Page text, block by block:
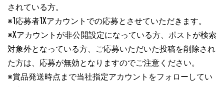
されている方。
※1応募者1Xアカウントでの応募とさせていただきます。
※Xアカウントが非公開設定になっている方、ポストが検索
対象外となっている方、ご応募いただいた投稿を削除され
た方は、応募が無効となりますのでご注意ください。
※賞品発送時点まで当社指定アカウントをフォローしてい